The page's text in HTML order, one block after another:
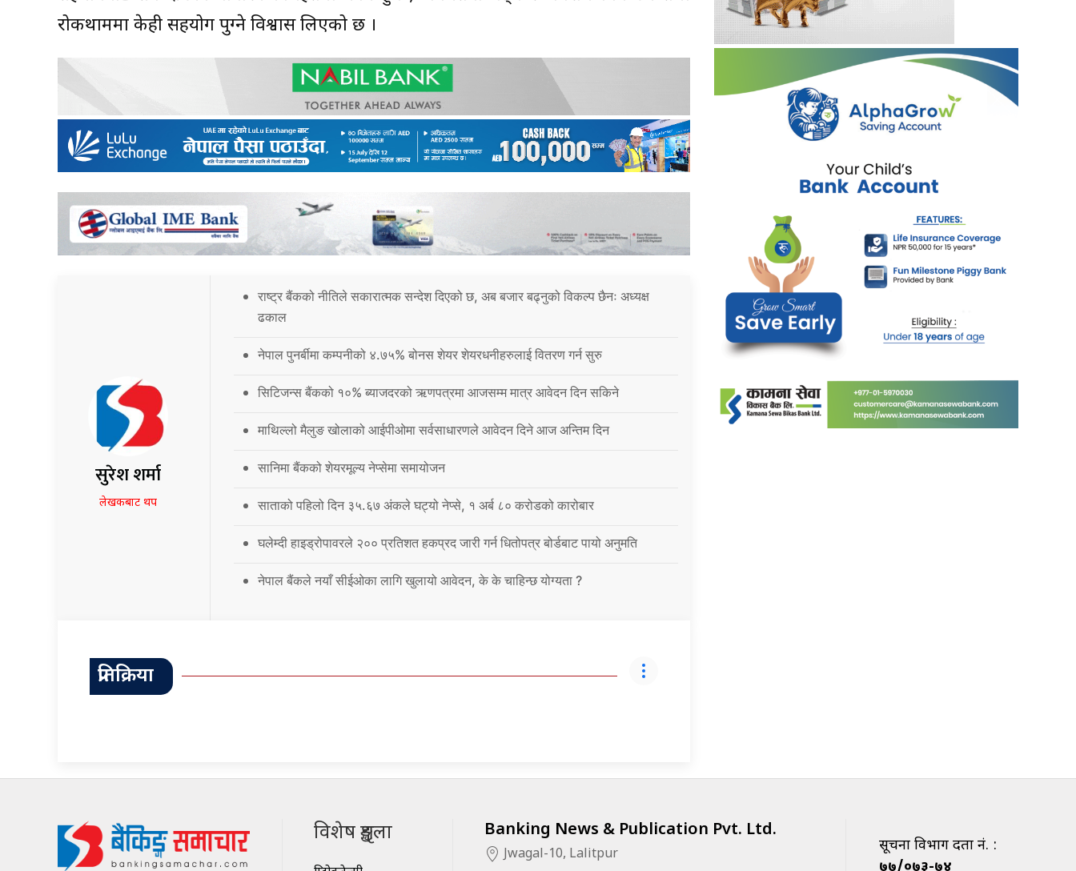
रोकथाममा केही सहयोग पुग्ने विश्वास लिएको छ ।
सुरेश शर्मा
लेखकबाट थप
राष्ट्र बैंकको नीतिले सकारात्मक सन्देश दिएको छ, अब बजार बढ्नुको विकल्प छैनः अध्यक्ष
ढकाल
नेपाल पुनर्बीमा कम्पनीको ४.७५% बोनस शेयर शेयरधनीहरुलाई वितरण गर्न सुरु
सिटिजन्स बैंकको १०% ब्याजदरको ऋणपत्रमा आजसम्म मात्र आवेदन दिन सकिने
माथिल्लो मैलुङ खोलाको आईपीओमा सर्वसाधारणले आवेदन दिने आज अन्तिम दिन
सानिमा बैंकको शेयरमूल्य नेप्सेमा समायोजन
साताको पहिलो दिन ३५.६७ अंकले घट्यो नेप्से, १ अर्ब ८० करोडको कारोबार
घलेम्दी हाइड्रोपावरले २०० प्रतिशत हकप्रद जारी गर्न धितोपत्र बोर्डबाट पायो अनुमति
नेपाल बैंकले नयाँ सीईओका लागि खुलायो आवेदन, के के चाहिन्छ योग्यता ?
प्रतिक्रिया
विशेष शृङ्खला Banking News & Publication Pvt. Ltd.
Jwagal-10, Lalitpur
सूचना विभाग दर्ता नं. :
७७/०७३-७४